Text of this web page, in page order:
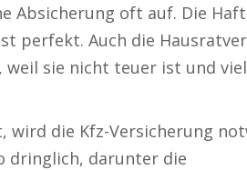
Absicherung oft auf. Die
perfekt. Auch die
weil sie nicht teuer ist und
wird die Kfz-Versicherung
dringlich, darunter die